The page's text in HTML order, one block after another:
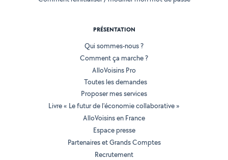
PRÉSENTATION
Qui sommes-nous ?
Comment ça marche ?
AlloVoisins Pro
Toutes les demandes
Proposer mes services
Livre « Le futur de l'économie collaborative »
AlloVoisins en France
Espace presse
Partenaires et Grands Comptes
Recrutement